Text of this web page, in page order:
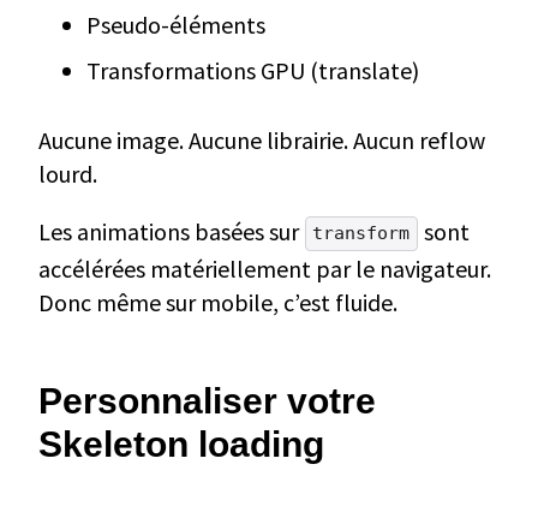
Pseudo-éléments
Transformations GPU (translate)
Aucune image. Aucune librairie. Aucun reflow
lourd.
Les animations basées sur
transform
sont
accélérées matériellement par le navigateur.
Donc même sur mobile, c’est fluide.
Personnaliser votre
Skeleton loading